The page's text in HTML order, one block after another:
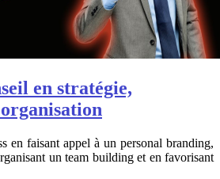
en stratégie,
en faisant appel à un personal branding,
un team building et en favorisant